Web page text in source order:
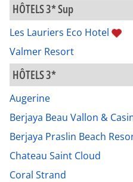
HÔTELS 3* Sup
Les Lauriers Eco Hotel
Valmer Resort
HÔTELS 3*
Augerine
Berjaya Beau Vallon &
Berjaya Praslin Beach
Chateau Saint Cloud
Coral Strand